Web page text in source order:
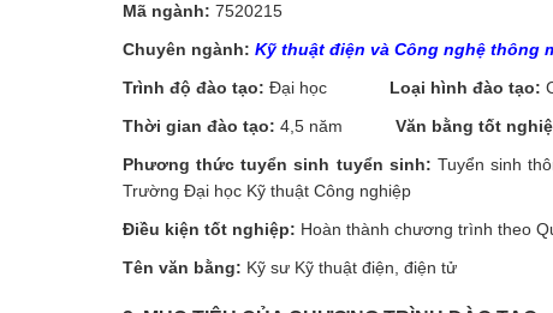
Mã ngành: 7520215
Chuyên ngành: Kỹ thuật điện và Công nghệ thông
Trình độ đào tạo: Đại học Loại hình đào tạo:
Thời gian đào tạo: 4,5 năm Văn bằng tốt
Phương thức tuyển sinh tuyển sinh: Tuyển sinh
Trường Đại học Kỹ thuật Công nghiệp
Điều kiện tốt nghiệp: Hoàn thành chương trình theo
Tên văn bằng: Kỹ sư Kỹ thuật điện, điện tử